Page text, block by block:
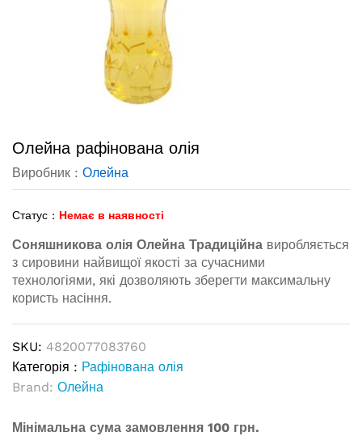
Олейна рафінована олія
Виробник : Олейна
Статус : Немає в наявності
Соняшникова олія Олейна Традиційна виробляється
з сировини найвищої якості за сучасними
технологіями, які дозволяють зберегти максимальну
користь насіння.
SKU: 4820077083760
Категорія : Рафінована олія
Brand: Олейна
Мінімальна сума замовлення 100 грн.